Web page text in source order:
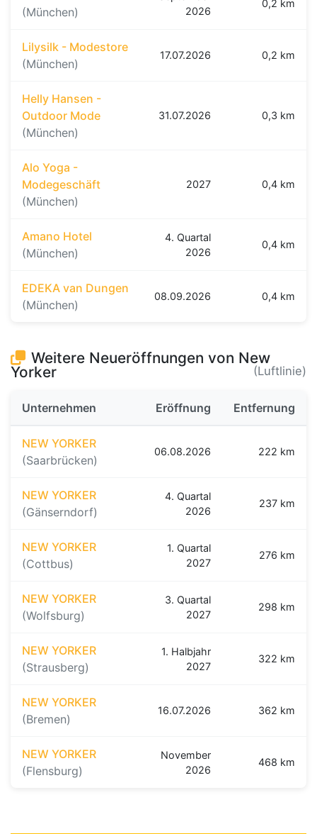
(München)
2026
0,2 km
Lilysilk - Modestore
(München)
17.07.2026 0,2 km
Helly Hansen -
Outdoor Mode
(München)
31.07.2026 0,3 km
Alo Yoga -
Modegeschäft
(München)
2027 0,4 km
Amano Hotel
(München)
4. Quartal
2026
0,4 km
EDEKA van Dungen
(München)
08.09.2026 0,4 km
Weitere Neueröffnungen von New
Yorker
(Luftlinie)
Unternehmen Eröffnung Entfernung
NEW YORKER
(Saarbrücken)
06.08.2026 222 km
NEW YORKER
(Gänserndorf)
4. Quartal
2026
237 km
NEW YORKER
(Cottbus)
1. Quartal
2027
276 km
NEW YORKER
(Wolfsburg)
3. Quartal
2027
298 km
NEW YORKER
(Strausberg)
1. Halbjahr
2027
322 km
NEW YORKER
(Bremen)
16.07.2026 362 km
NEW YORKER
(Flensburg)
November
2026
468 km